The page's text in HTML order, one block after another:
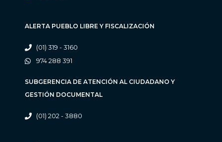
ALERTA PUEBLO LIBRE Y FISCALIZACIÓN
(01) 319 - 3160
974 288 391
SUBGERENCIA DE ATENCIÓN AL CIUDADANO Y
GESTIÓN DOCUMENTAL
(01) 202 - 3880